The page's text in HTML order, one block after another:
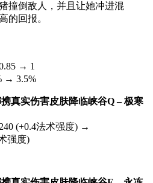
倒敌人，并且让她冲进混
的回报。
→ 1
→ 3.5%
Q – 极寒
(+0.4法术强度) →
强度)